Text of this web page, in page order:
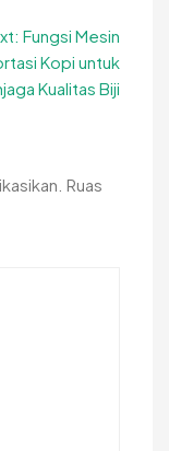
Fungsi Mesin
Kopi untuk
Kualitas Biji
Ruas